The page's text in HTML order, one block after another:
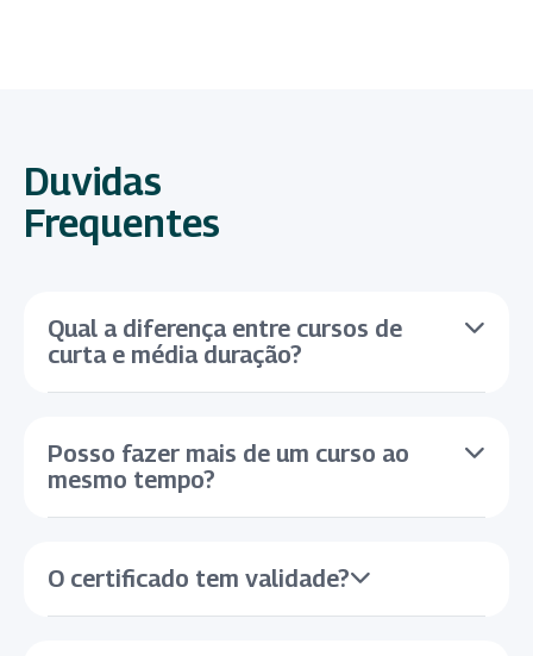
Duvidas
Frequentes
Qual a diferença entre cursos de
curta e média duração?
Posso fazer mais de um curso ao
mesmo tempo?
O certificado tem validade?